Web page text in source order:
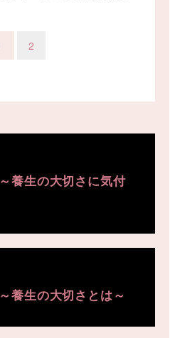
2
養生の大切さに気付
養生の大切さとは～